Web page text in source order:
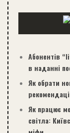
Абонентів
в наданні
Як обрати
Як працює
світла: